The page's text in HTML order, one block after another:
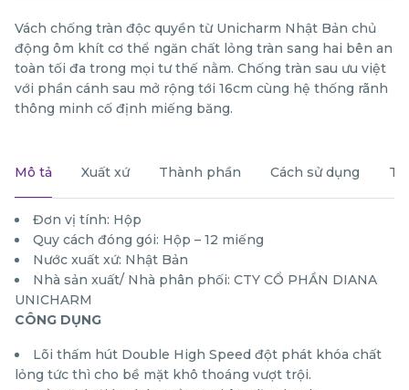
Vách chống tràn độc quyền từ Unicharm Nhật Bản chủ
động ôm khít cơ thể ngăn chất lỏng tràn sang hai bên an
toàn tối đa trong mọi tư thế nằm. Chống tràn sau ưu việt
với phần cánh sau mở rộng tới 16cm cùng hệ thống rãnh
thông minh cố định miếng băng.
Mô tả Xuất xứ Thành phần Cách sử dụng
Đơn vị tính: Hộp
Quy cách đóng gói: Hộp – 12 miếng
Nước xuất xứ: Nhật Bản
Nhà sản xuất/ Nhà phân phối: CTY CỔ PHẦN DIANA
UNICHARM
CÔNG DỤNG
Lõi thấm hút Double High Speed đột phát khóa chất
lỏng tức thì cho bề mặt khô thoáng vượt trội.